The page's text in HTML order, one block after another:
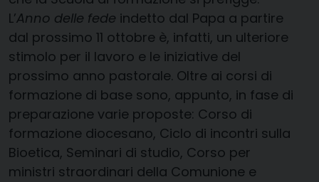
L’Anno delle fede indetto dal Papa a partire
dal prossimo 11 ottobre è, infatti, un ulteriore
stimolo per il lavoro e le iniziative del
prossimo anno pastorale. Oltre ai corsi di
formazione di base sono, appunto, in fase di
preparazione varie proposte: Corso di
formazione diocesano, Ciclo di incontri sulla
Bioetica, Seminari di studio, Corso per
ministri straordinari della Comunione e